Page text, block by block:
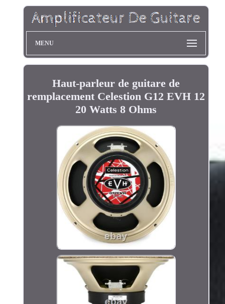
MENU
Haut-parleur de guitare de
remplacement Celestion G12 EVH 12
20 Watts 8 Ohms